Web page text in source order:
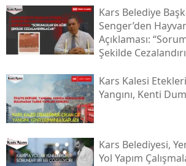
Kars Belediye
Senger’den
Açıklaması:
Şekilde
Kars Kalesi
Yangını, Kenti
Kars Belediyesi,
Yol Yapım